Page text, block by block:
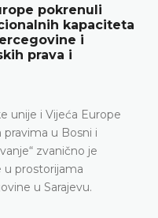
Ustavni sud BiH
rezultate rada i novu
18.05.2026.
Ustavnog suda u 2025.
Ustavni sud suočava
nepopunjenosti sudačkog
DETALJNIJE